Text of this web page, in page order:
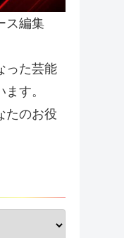
ス編集
った芸能
す。
たのお役